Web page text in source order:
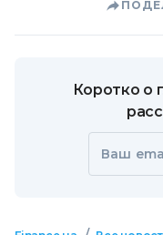
Коротко о
Ваш